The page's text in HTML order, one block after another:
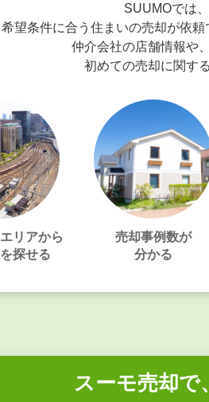
SUUMOでは
希望条件に合う住まいの売却が依
仲介会社の店舗情報や
初めての売却に関す
リアから
探せる
売却事例数が
分かる
スーモ売却で